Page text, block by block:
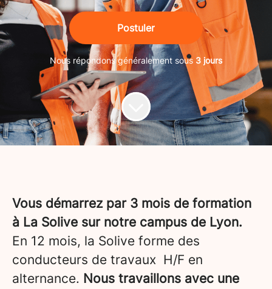
Postuler
Nous répondons généralement sous 3 jours
Vous démarrez par 3 mois de formation
à La Solive sur notre campus de Lyon.
En 12 mois, la Solive forme des
conducteurs de travaux H/F en
alternance. Nous travaillons avec une